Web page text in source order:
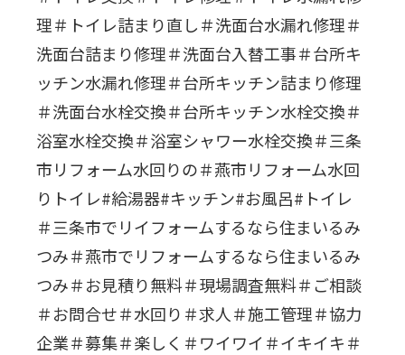
理＃トイレ詰まり直し＃洗面台水漏れ修理＃
洗面台詰まり修理＃洗面台入替工事＃台所キ
ッチン水漏れ修理＃台所キッチン詰まり修理
＃洗面台水栓交換＃台所キッチン水栓交換＃
浴室水栓交換＃浴室シャワー水栓交換＃三条
市リフォーム水回りの＃燕市リフォーム水回
りトイレ#給湯器#キッチン#お風呂#トイレ
＃三条市でリイフォームするなら住まいるみ
つみ＃燕市でリフォームするなら住まいるみ
つみ＃お見積り無料＃現場調査無料＃ご相談
＃お問合せ＃水回り＃求人＃施工管理＃協力
企業＃募集＃楽しく＃ワイワイ＃イキイキ＃